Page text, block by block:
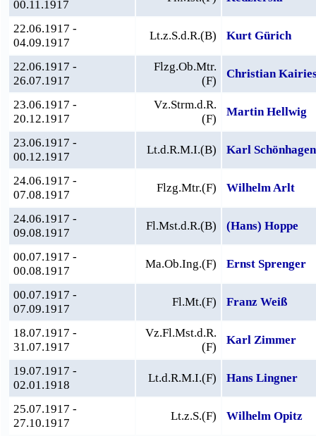
00.11.1917
22.06.1917 -
04.09.1917
Lt.z.S.d.R.(B) Kurt Gürich
22.06.1917 -
26.07.1917
Flzg.Ob.Mtr.
(F)
Christian
23.06.1917 -
20.12.1917
Vz.Strm.d.R.
(F)
Martin Hellwig
23.06.1917 -
00.12.1917
Lt.d.R.M.I.(B) Karl Schönhagen
24.06.1917 -
07.08.1917
Flzg.Mtr.(F) Wilhelm Arlt
24.06.1917 -
09.08.1917
Fl.Mst.d.R.(B) (Hans) Hoppe
00.07.1917 -
00.08.1917
Ma.Ob.Ing.(F) Ernst Sprenger
00.07.1917 -
07.09.1917
Fl.Mt.(F) Franz Weiß
18.07.1917 -
31.07.1917
Vz.Fl.Mst.d.R.
(F)
Karl Zimmer
19.07.1917 -
02.01.1918
Lt.d.R.M.I.(F) Hans Lingner
25.07.1917 -
27.10.1917
Lt.z.S.(F) Wilhelm Opitz